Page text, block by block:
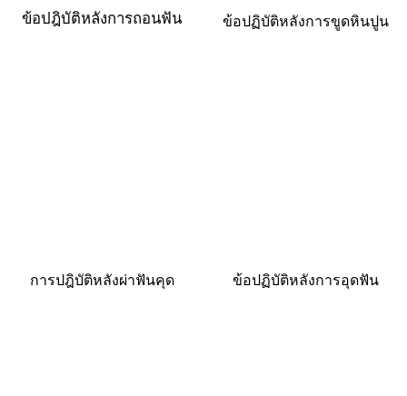
ข้อปฎิบัติหลังการถอนฟัน ข้อปฏิบัติหลังการขูดหินปูน
การปฎิบัติหลังผ่าฟันคุด ข้อปฏิบัติหลังการอุดฟัน